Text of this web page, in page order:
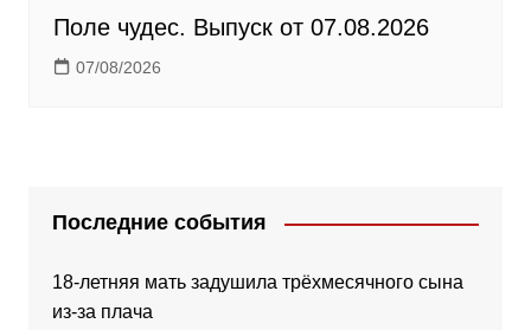
Поле чудес. Выпуск от 07.08.2026
07/08/2026
Последние события
18-летняя мать задушила трёхмесячного сына
из-за плача